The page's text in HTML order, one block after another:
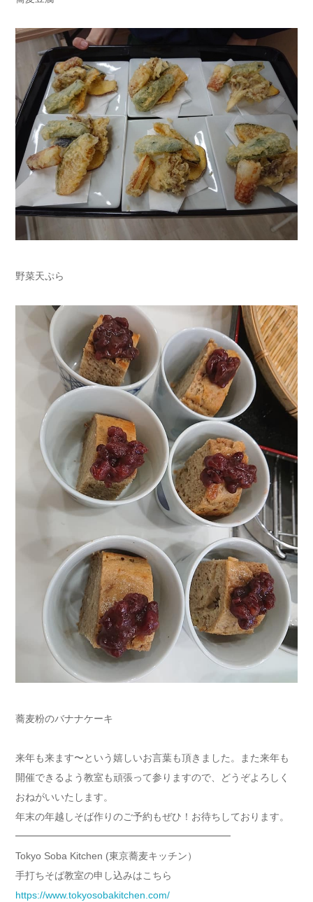
野菜天ぷら
蕎麦粉のバナナケーキ
来年も来ます〜という嬉しいお言葉も頂きました。また来年も
開催できるよう教室も頑張って参りますので、どうぞよろしく
おねがいいたします。
年末の年越しそば作りのご予約もぜひ！お待ちしております。
━━━━━━━━━━━━━━━━━━━━━━
Tokyo Soba Kitchen (東京蕎麦キッチン）
手打ちそば教室の申し込みはこちら
https://www.tokyosobakitchen.com/